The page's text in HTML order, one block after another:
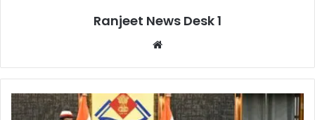
Ranjeet News Desk 1
te